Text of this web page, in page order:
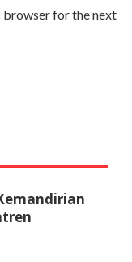
browser for the next